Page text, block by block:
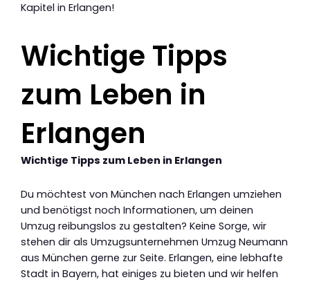
Kapitel in Erlangen!
Wichtige Tipps
zum Leben in
Erlangen
Wichtige Tipps zum Leben in Erlangen
Du möchtest von München nach Erlangen umziehen
und benötigst noch Informationen, um deinen
Umzug reibungslos zu gestalten? Keine Sorge, wir
stehen dir als Umzugsunternehmen Umzug Neumann
aus München gerne zur Seite. Erlangen, eine lebhafte
Stadt in Bayern, hat einiges zu bieten und wir helfen